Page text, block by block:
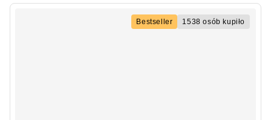
Bestseller 1538 osób kupiło